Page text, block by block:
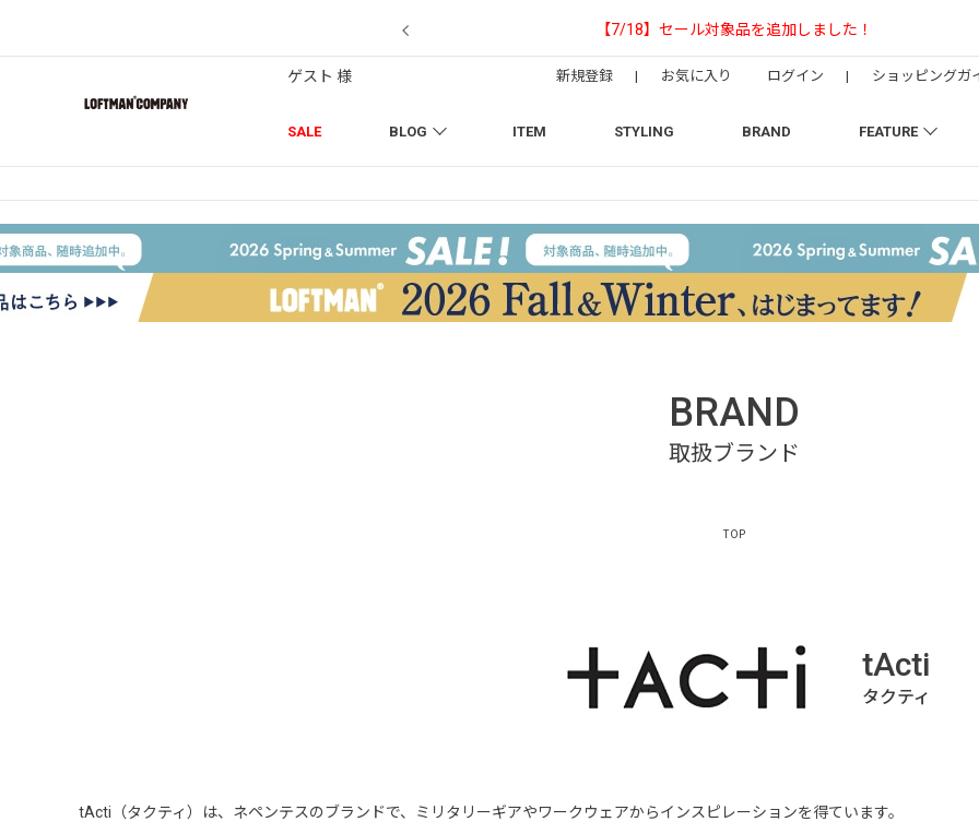
【NEEDLESの別注】50周年 H.D. Track Pant
SALE BLOG ITEM STYLING BRAND FEATURE
ゲスト 様 新規登録 | お気に入り ログイン | ショッピングガ
BRAND
TOP
tActi
tActi（タクティ）は、ネペンテスのブランドで、ミリタリーギアやワークウェアからインスピレーションを得ています。